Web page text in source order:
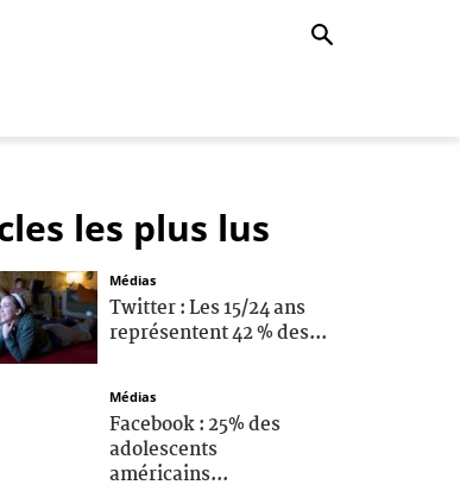
les plus lus
Médias
Twitter : Les 15/24 ans
représentent 42 % des...
Médias
Facebook : 25% des
adolescents
américains...